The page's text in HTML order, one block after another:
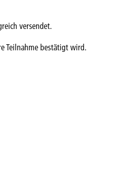
versendet.
Teilnahme bestätigt wird.